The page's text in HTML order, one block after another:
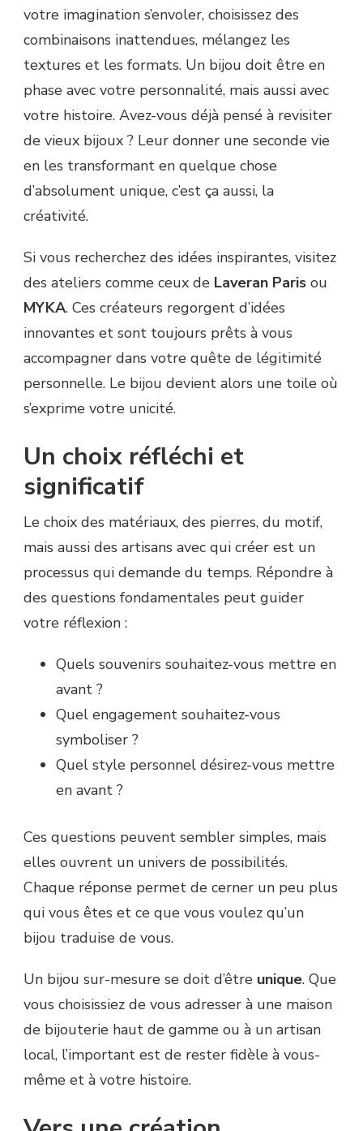
votre imagination s’envoler, choisissez des
combinaisons inattendues, mélangez les
textures et les formats. Un bijou doit être en
phase avec votre personnalité, mais aussi avec
votre histoire. Avez-vous déjà pensé à revisiter
de vieux bijoux ? Leur donner une seconde vie
en les transformant en quelque chose
d’absolument unique, c’est ça aussi, la
créativité.
Si vous recherchez des idées inspirantes, visitez
des ateliers comme ceux de Laveran Paris ou
MYKA. Ces créateurs regorgent d’idées
innovantes et sont toujours prêts à vous
accompagner dans votre quête de légitimité
personnelle. Le bijou devient alors une toile où
s’exprime votre unicité.
Un choix réfléchi et
significatif
Le choix des matériaux, des pierres, du motif,
mais aussi des artisans avec qui créer est un
processus qui demande du temps. Répondre à
des questions fondamentales peut guider
votre réflexion :
Quels souvenirs souhaitez-vous mettre en
avant ?
Quel engagement souhaitez-vous
symboliser ?
Quel style personnel désirez-vous mettre
en avant ?
Ces questions peuvent sembler simples, mais
elles ouvrent un univers de possibilités.
Chaque réponse permet de cerner un peu plus
qui vous êtes et ce que vous voulez qu’un
bijou traduise de vous.
Un bijou sur-mesure se doit d’être unique. Que
vous choisissiez de vous adresser à une maison
de bijouterie haut de gamme ou à un artisan
local, l’important est de rester fidèle à vous-
même et à votre histoire.